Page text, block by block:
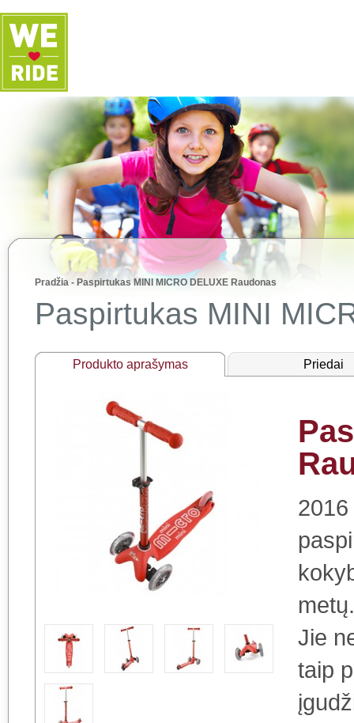
Pradžia - Paspirtukas MINI MICRO DELUXE Raudonas
Paspirtukas MINI
Produkto aprašymas Priedai
Jie
taip